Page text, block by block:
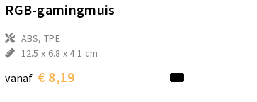
RGB-gamingmuis
ABS, TPE
12.5 x 6.8 x 4.1 cm
vanaf € 8,19